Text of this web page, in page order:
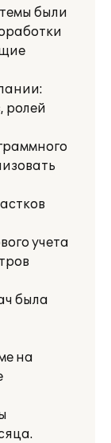
были
ролей
учета
была
на